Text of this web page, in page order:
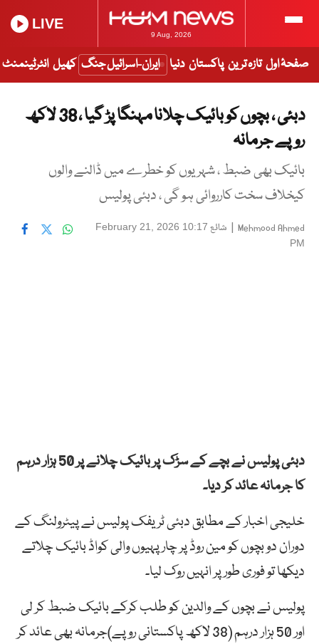
9 Aug, 2026
LIVE
صفحۂ اول تازہ ترین پاکستان دنیا ایران-اسرائیل جنگ کھیل انٹرٹینمنٹ
دبئی ، بچوں کو بائیک چلانا مہنگا پڑ گیا ، 38 لاکھ
روپے جرمانہ
بائیک بھی ضبط ، شہریوں کو خطرے میں ڈالنے والوں
کیخلاف سخت کارروائی ہو گی ، دبئی پولیس
Mehmood Ahmed
| شائع February 21, 2026 10:17
PM
دبئی پولیس نے بچے کے سڑک پر بائیک چلانے پر 50 ہزار درہم
کا جرمانہ عائد کر دیا۔
خلیجی اخبار کے مطابق دبئی ٹریفک پولیس نے پیٹرولنگ کے
دوران دو بچوں کو مین روڈ پر چار پہیوں والی کواڈ بائیک چلاتے
دیکھا تو فوری طور پر انہیں روک لیا۔
پولیس نے بچوں کے والدین کو طلب کرکے بائیک ضبط کر لی
اور 50 ہزار درہم (38 لاکھ پاکستانی روپے)جرمانہ بھی عائد کر